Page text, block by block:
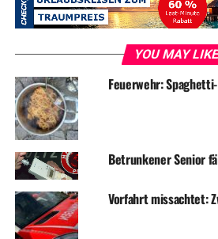
ADVERTISEMENT
Auto aufgebockt und Räder geklaut
DON'T MISS
Mehrere Autos beschädigt und
YOU MAY
Feuerwehr:
Betrunkener Senior
Vorfahrt missachtet: